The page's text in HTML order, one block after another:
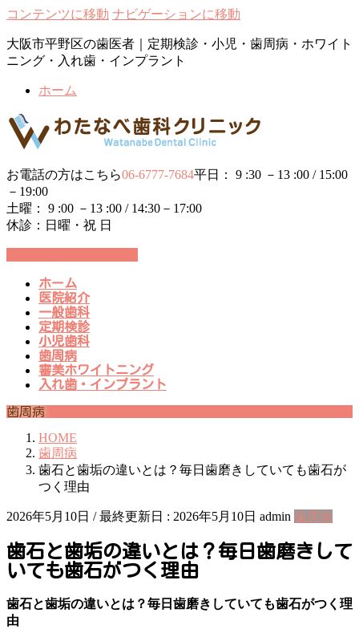
コンテンツに移動 ナビゲーションに移動
大阪市平野区の歯医者｜定期検診・小児・歯周病・ホワイト
ニング・入れ歯・インプラント
ホーム
お電話の方はこちら06-6777-7684平日： 9 :30 －13 :00 / 15:00
－19:00
土曜： 9 :00 －13 :00 / 14:30－17:00
休診：日曜・祝 日
ホーム
医院紹介
一般歯科
定期検診
小児歯科
歯周病
審美ホワイトニング
入れ歯・インプラント
歯周病
HOME
歯周病
歯石と歯垢の違いとは？毎日歯磨きしていても歯石が
つく理由
2026年5月10日 / 最終更新日 : 2026年5月10日 admin 歯周病
歯石と歯垢の違いとは？毎日歯磨きして
いても歯石がつく理由
歯石と歯垢の違いとは？毎日歯磨きしていても歯石がつく理
由